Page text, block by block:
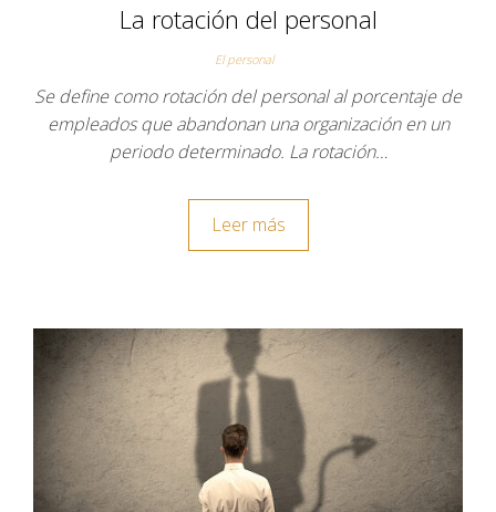
La rotación del personal
El personal
Se define como rotación del personal al porcentaje de
empleados que abandonan una organización en un
periodo determinado. La rotación…
Leer más